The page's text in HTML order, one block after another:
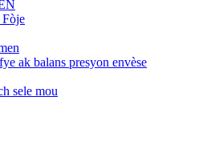
ak balans presyon envèse
sele mou